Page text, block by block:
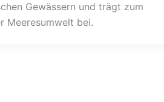
Gewässern und trägt zum
Meeresumwelt bei.